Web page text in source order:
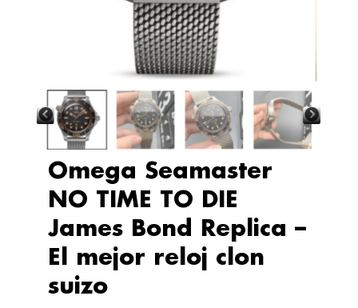
Omega Seamaster
NO TIME TO DIE
James Bond Replica –
El mejor reloj clon
suizo